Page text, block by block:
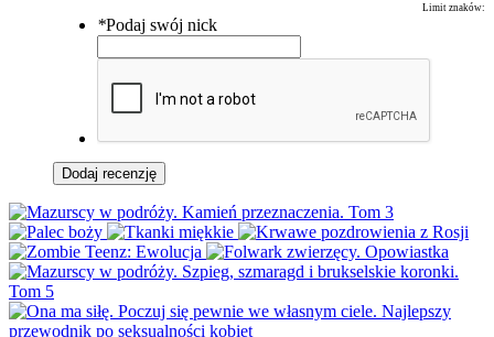
Limit znaków:
*Podaj swój nick
Dodaj recenzję